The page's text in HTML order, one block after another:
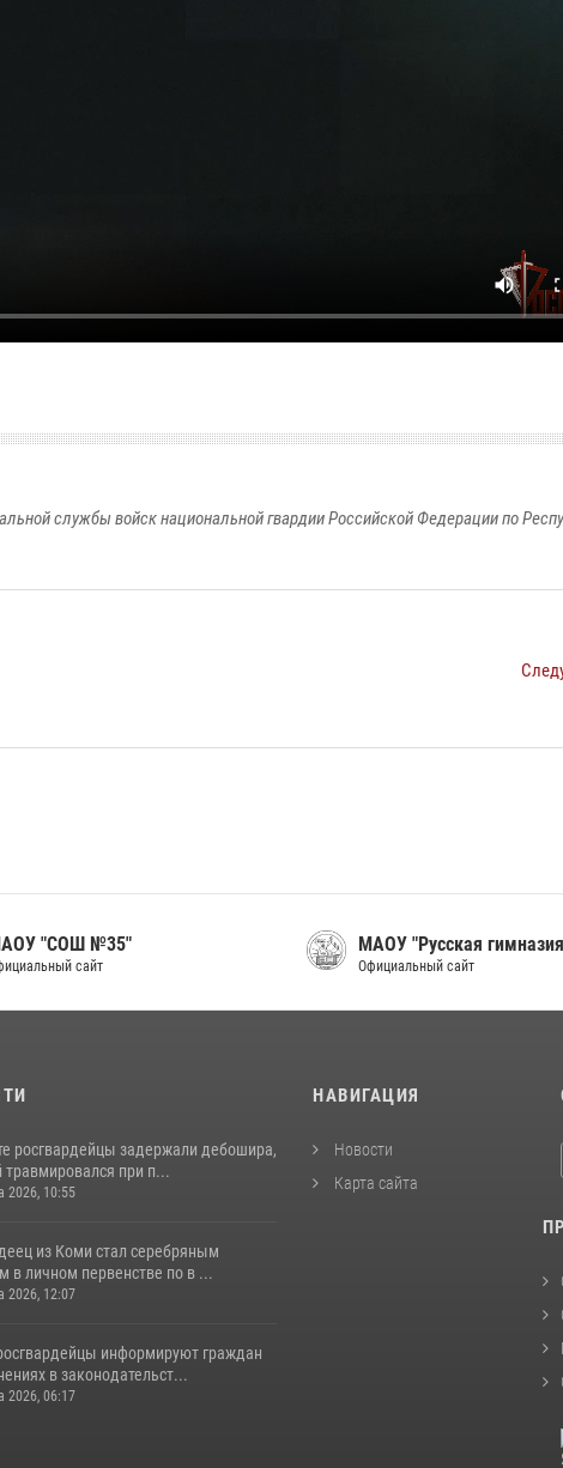
службы войск национальной гвардии Российской Федерации по
"СОШ №35"
сайт
МАОУ "Русская
Официальный сайт
росгвардейцы задержали дебошира,
травмировался при п...
2026, 10:55
из Коми стал серебряным
в личном первенстве по в ...
2026, 12:07
информируют граждан
в законодательст...
2026, 06:17
НАВИГАЦИЯ
Новости
Карта сайта